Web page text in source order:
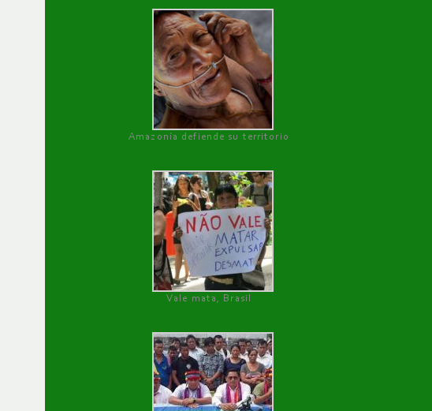
Amazonía defiende su territorio
Vale mata, Brasil